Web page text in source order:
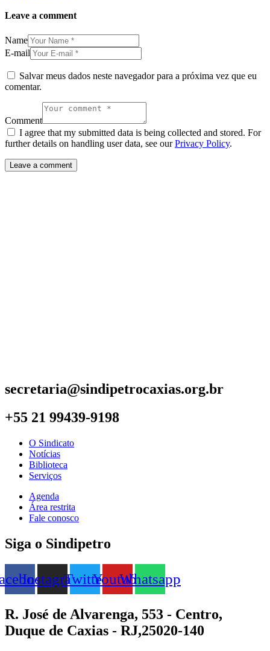
Leave a comment
Name
E-mail
Salvar meus dados neste navegador para a próxima vez que eu
comentar.
Comment
I agree that my submitted data is being collected and stored. For
further details on handling user data, see ourPrivacy Policy.
secretaria@sindipetrocaxias.org.br
+55 21 99439-9198
O Sindicato
Notícias
Biblioteca
Serviços
Agenda
Área restrita
Fale conosco
Siga o Sindipetro
InstagramTwitterYoutubeWhatsapp
R. José de Alvarenga, 553 - Centro,
Duque de Caxias - RJ,25020-140